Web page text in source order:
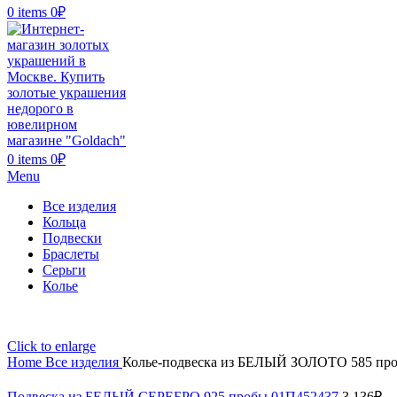
0 items 0₽
0 items 0₽
Menu
Все изделия
Кольца
Подвески
Браслеты
Серьги
Колье
Click to enlarge
Home Все изделия Колье-подвеска из БЕЛЫЙ ЗОЛОТО 585